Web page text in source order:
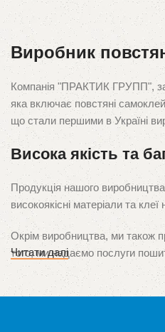
Виробник
Компанія "ПРАКТИК ГРУПП",
яка включає повстяні
що стали першими в Україні
Висока якість та
Продукція нашого
високоякісні матеріали та
Окрім виробництва, ми також
того, ми надаємо послуги
Наші продукти представлені в
Читати далі